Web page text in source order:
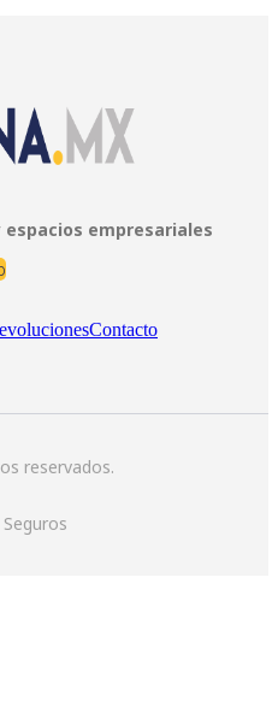
empresariales
Contacto
reservados.